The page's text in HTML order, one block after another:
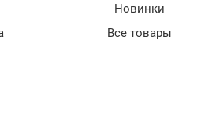
Новинки
Все товары